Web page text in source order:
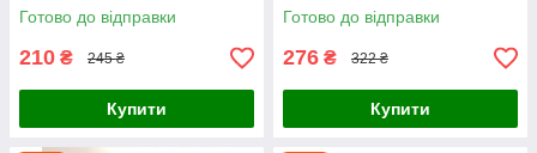
Готово до відправки
210 ₴ 245 ₴
Купити
Готово до відправки
276 ₴ 322 ₴
Купити